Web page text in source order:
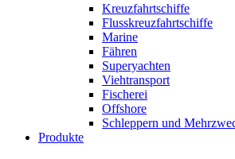
Kreuzfahrtschiffe
Flusskreuzfahrtschiffe
Marine
Fähren
Superyachten
Viehtransport
Fischerei
Offshore
Schleppern und
Produkte